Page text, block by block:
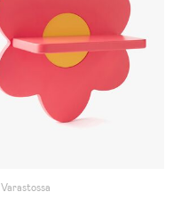
Varastossa